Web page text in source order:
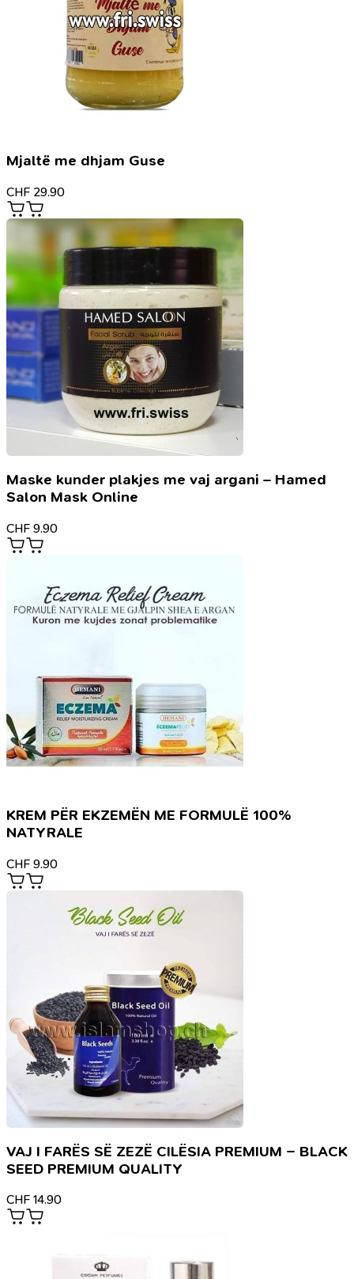
Mjaltë me dhjam Guse
CHF 29.90
Maske kunder plakjes me vaj argani – Hamed
Salon Mask Online
CHF 9.90
KREM PËR EKZEMËN ME FORMULË 100%
NATYRALE
CHF 9.90
VAJ I FARËS SË ZEZË CILËSIA PREMIUM – BLACK
SEED PREMIUM QUALITY
CHF 14.90